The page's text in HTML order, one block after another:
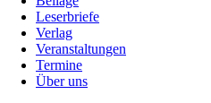
Leserbriefe
Verlag
Veranstaltungen
Termine
Über uns